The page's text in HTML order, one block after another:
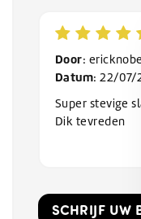
Door:
Datum: 22/07/
Super stevige
Dik tevreden
SCHRIJF UW